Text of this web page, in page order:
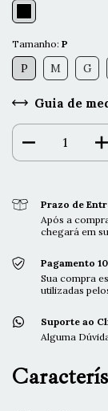
Tamanho: P
P M G
Guia de
Prazo de
Após a
chegará em
Pagamento
Sua compra
utilizadas
Suporte ao
Alguma